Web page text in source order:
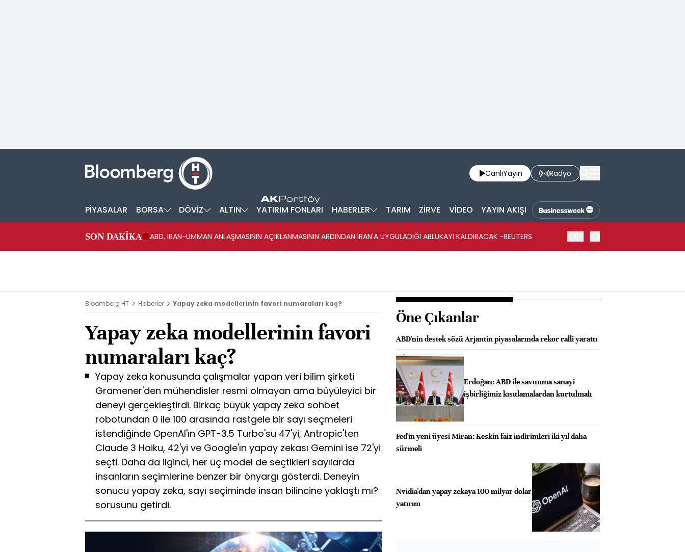
CanlıYayın Radyo
PİYASALAR BORSA DÖVİZ ALTIN YATIRIM FONLARI HABERLER TARIM ZİRVE VİDEO YAYIN AKIŞI
SON DAKİKA ABD, İRAN-UMMAN ANLAŞMASININ AÇIKLANMASININ ARDINDAN İRAN'A UYGULADIĞI ABLUKAYI KALDIRACAK -REUTERS
Bloomberg HT Haberler Yapay zeka modellerinin favori numaraları kaç?
Yapay zeka modellerinin favori
numaraları kaç?
Yapay zeka konusunda çalışmalar yapan veri bilim şirketi
Gramener'den mühendisler resmi olmayan ama büyüleyici bir
deneyi gerçekleştirdi. Birkaç büyük yapay zeka sohbet
robotundan 0 ile 100 arasında rastgele bir sayı seçmeleri
istendiğinde OpenAI'ın GPT-3.5 Turbo'su 47'yi, Antropic'ten
Claude 3 Haiku, 42'yi ve Google'ın yapay zekası Gemini ise 72'yi
seçti. Daha da ilginci, her üç model de seçtikleri sayılarda
insanların seçimlerine benzer bir önyargı gösterdi. Deneyin
sonucu yapay zeka, sayı seçiminde insan bilincine yaklaştı mı?
sorusunu getirdi.
Öne Çıkanlar
ABD'nin destek sözü Arjantin piyasalarında rekor ralli yarattı
Erdoğan: ABD ile savunma sanayi
işbirliğimiz kısıtlamalardan kurtulmalı
Fed'in yeni üyesi Miran: Keskin faiz indirimleri iki yıl daha
sürmeli
Nvidia'dan yapay zekaya 100 milyar dolar
yatırım